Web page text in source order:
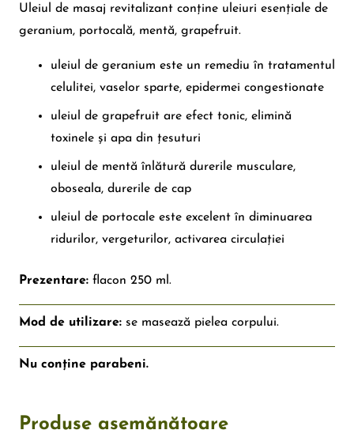
Uleiul de masaj revitalizant conține uleiuri esențiale de
geranium, portocală, mentă, grapefruit.
uleiul de geranium este un remediu în tratamentul
celulitei, vaselor sparte, epidermei congestionate
uleiul de grapefruit are efect tonic, elimină
toxinele și apa din țesuturi
uleiul de mentă înlătură durerile musculare,
oboseala, durerile de cap
uleiul de portocale este excelent în diminuarea
ridurilor, vergeturilor, activarea circulației
Prezentare: flacon 250 ml.
Mod de utilizare: se masează pielea corpului.
Nu conține parabeni.
Produse asemănătoare